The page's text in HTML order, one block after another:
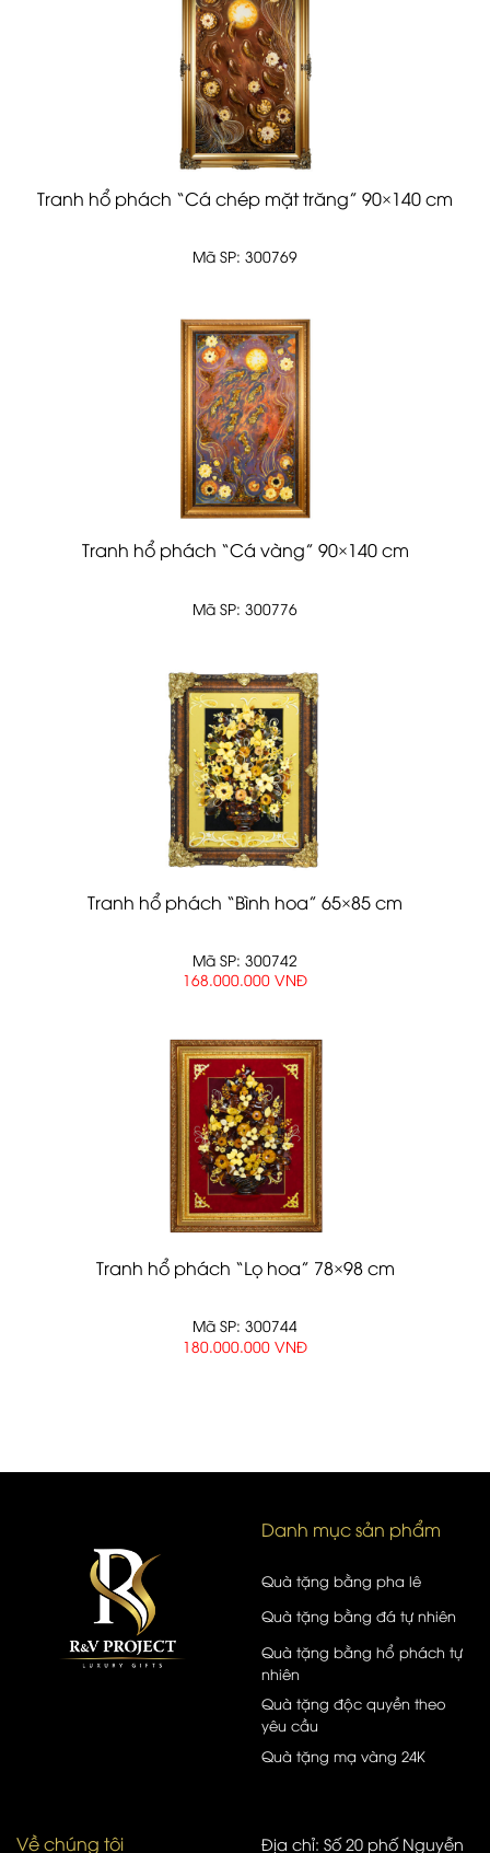
Tranh hổ phách “Cá chép mặt trăng” 90×140 cm
Mã SP: 300769
Tranh hổ phách “Cá vàng” 90×140 cm
Mã SP: 300776
Tranh hổ phách “Bình hoa” 65×85 cm
Mã SP: 300742
168.000.000 VNĐ
Tranh hổ phách “Lọ hoa” 78×98 cm
Mã SP: 300744
180.000.000 VNĐ
Danh mục sản phẩm
Quà tặng bằng pha lê
Quà tặng bằng đá tự nhiên
Quà tặng bằng hổ phách tự
nhiên
Quà tặng độc quyền theo
yêu cầu
Quà tặng mạ vàng 24K
Về chúng tôi Địa chỉ: Số 20 phố Nguyễn